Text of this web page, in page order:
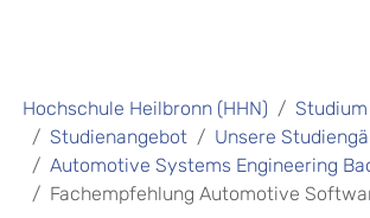
Hochschule Heilbronn (HHN)
Studium
Studienangebot
Unsere
Automotive Systems Engineering
Fachempfehlung Automotive